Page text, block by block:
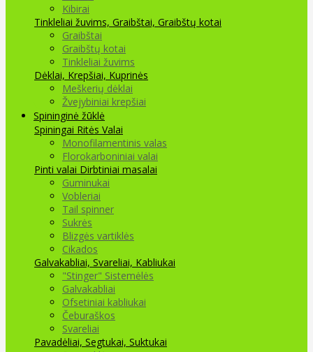
Kibirai
Tinkleliai žuvims, Graibštai, Graibštų kotai
Graibštai
Graibštų kotai
Tinkleliai žuvims
Dėklai, Krepšiai, Kuprinės
Meškerių dėklai
Žvejybiniai krepšiai
Spininginė žūklė
Spiningai Ritės Valai
Monofilamentinis valas
Florokarboniniai valai
Pinti valai Dirbtiniai masalai
Guminukai
Vobleriai
Tail spinner
Sukrės
Blizgės vartiklės
Cikados
Galvakabliai, Svareliai, Kabliukai
"Stinger" Sistemėlės
Galvakabliai
Ofsetiniai kabliukai
Čeburaškos
Svareliai
Pavadėliai, Segtukai, Suktukai